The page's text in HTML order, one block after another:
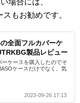
もお勧めです。
全面フルカバーケ
製品レビュー
ケースを購入したのでそ
ケースだけでなく、気
2023-09-26 17:13